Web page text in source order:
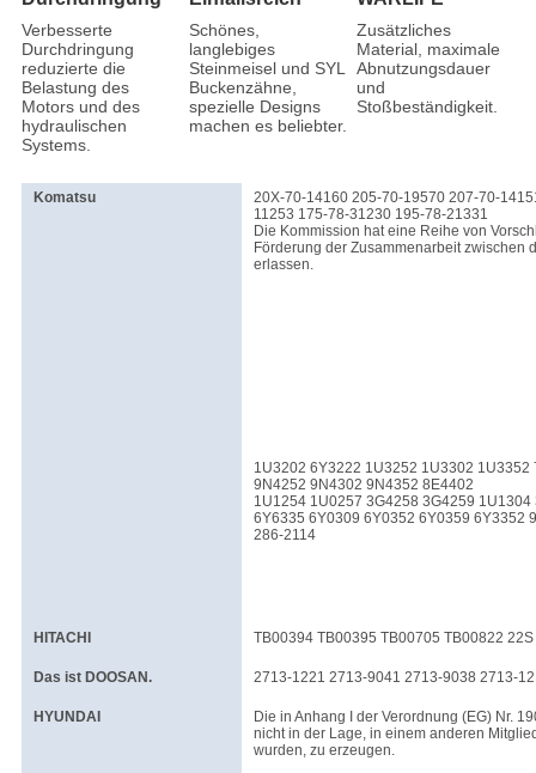
Verbesserte
Durchdringung
reduzierte die
Belastung des
Motors und des
hydraulischen
Systems.
Schönes,
langlebiges
Steinmeisel und SYL
Buckenzähne,
spezielle Designs
machen es beliebter.
Zusätzliches
Material, maximale
Abnutzungsdauer
und
Stoßbeständigkeit.
Komatsu
20X-70-14160 205-70-19570 207-70-
11253 175-78-31230 195-78-21331
Die Kommission hat eine Reihe von
Förderung der Zusammenarbeit
erlassen.
1U3202 6Y3222 1U3252 1U3302
9N4252 9N4302 9N4352 8E4402
1U1254 1U0257 3G4258 3G4259
6Y6335 6Y0309 6Y0352 6Y0359 6Y3352
286-2114
HITACHI TB00394 TB00395 TB00705 TB00822
Das ist DOOSAN. 2713-1221 2713-9041 2713-9038 2713-
HYUNDAI
Die in Anhang I der Verordnung (EG) Nr.
nicht in der Lage, in einem anderen
wurden, zu erzeugen.